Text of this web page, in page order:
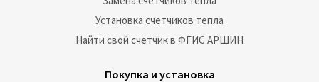
Установка счетчиков тепла
Найти свой счетчик в ФГИС АРШИН
Покупка и установка